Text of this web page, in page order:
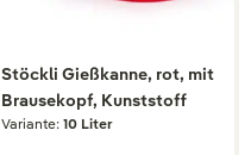
Stöckli Gießkanne, rot, mit
Brausekopf, Kunststoff
Variante: 10 Liter